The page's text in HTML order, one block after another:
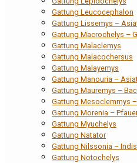
Gattung Leucocephalon
Gattung Lissemys –
Gattung Macrochelys –
Gattung Malaclemys
Gattung Malacochersus
Gattung Malayemys
Gattung Manouria –
Gattung Mauremys –
Gattung Mesoclemmys
Gattung Morenia –
Gattung Myuchelys
Gattung Natator
Gattung Nilssonia –
Gattung Notochelys